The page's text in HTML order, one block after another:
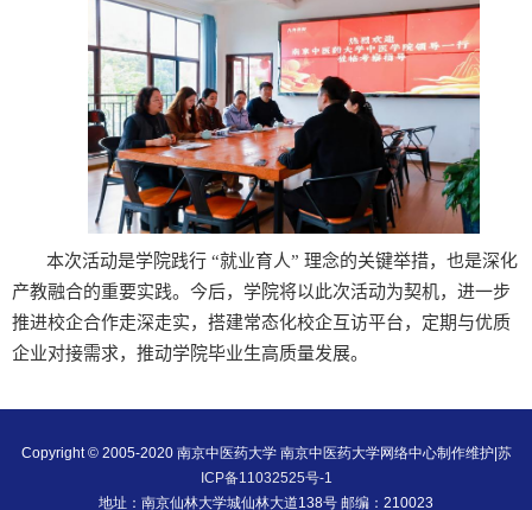
本次活动是学院践行 “就业育人” 理念的关键举措，也是深化
产教融合的重要实践。今后，学院将以此次活动为契机，进一步
推进校企合作走深走实，搭建常态化校企互访平台，定期与优质
企业对接需求，推动学院毕业生高质量发展。
Copyright © 2005-2020 南京中医药大学 南京中医药大学网络中心制作维护| 苏
ICP备11032525号-1
地址：南京仙林大学城仙林大道138号 邮编：210023